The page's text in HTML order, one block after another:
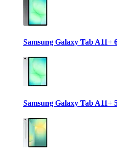
Samsung Galaxy Tab A11+
Samsung Galaxy Tab A11+